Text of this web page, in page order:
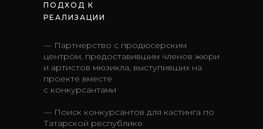
— Партнерство с продюсерским
центром, предоставившим членов жюри
и артистов мюзикла, выступивших на
проекте вместе
с конкурсантами
— Поиск конкурсантов для кастинга по
Татарской республике
ПОДХОД К
РЕАЛИЗАЦИИ